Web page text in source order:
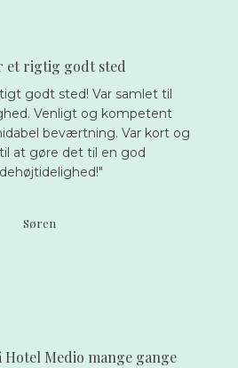
et rigtig godt sted
godt sted! Var samlet til
Venligt og kompetent
beværtning. Var kort og
at gøre det til en god
Søren
Hotel Medio mange gange